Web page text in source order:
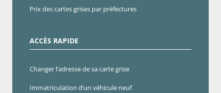
Prix des cartes grises par préfectures
ACCÈS RAPIDE
Changer l’adresse de sa carte grise
Immatriculation d’un véhicule neuf